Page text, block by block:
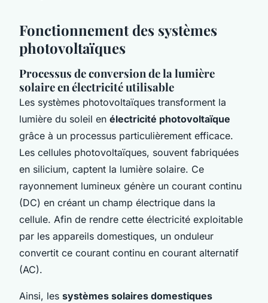
Fonctionnement des systèmes
photovoltaïques
Processus de conversion de la lumière
solaire en électricité utilisable
Les systèmes photovoltaïques transforment la
lumière du soleil en électricité photovoltaïque
grâce à un processus particulièrement efficace.
Les cellules photovoltaïques, souvent fabriquées
en silicium, captent la lumière solaire. Ce
rayonnement lumineux génère un courant continu
(DC) en créant un champ électrique dans la
cellule. Afin de rendre cette électricité exploitable
par les appareils domestiques, un onduleur
convertit ce courant continu en courant alternatif
(AC).
Ainsi, les systèmes solaires domestiques